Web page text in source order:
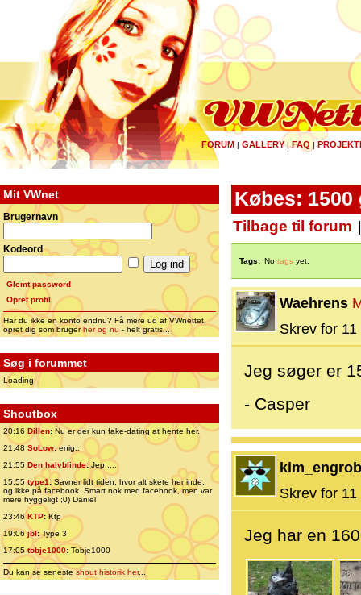
FORUM | GALLERY|FAQ |
Mit VWnet
Brugernavn
Kodeord
Glemt password
Opret profil
Har du ikke en konto endnu? Få mere ud af VWnettet,
opret dig som brugerher og nu - helt gratis...
Søg i forummet
Loading
Shoutbox
20:16 Dillen: Nu er der kun fake-dating at hente her.
21:48 SoLow:enig..
21:55 Den halvblinde:Jep.....
15:55 type1:Savner lidt tiden, hvor alt skete her inde,
og ikke på facebook. Smart nok med facebook, men var
mere hyggeligt ;0) Daniel
23:46 KTP:Ktp
19:06jbl:Type 3
17:05tobje1000: Tobje1000
Du kan se senesteshout historik her...
Købes:
Tilbage til forum
Tags: No tags yet.
Waehrens
Skrev for
Jeg søger er
- Casper
kim_engrob
Skrev for
Jeg har en